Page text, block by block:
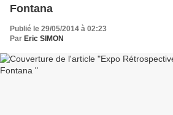
Fontana
Publié le 29/05/2014 à 02:23
Par Eric SIMON